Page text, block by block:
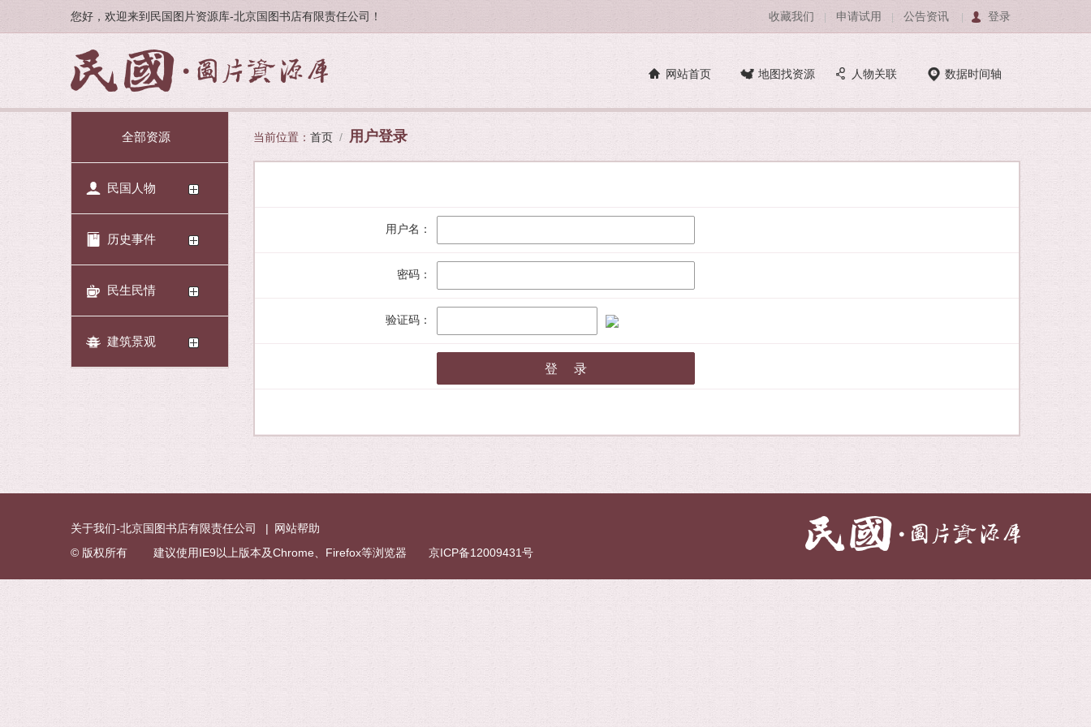
您好，欢迎来到民国图片资源库-北京国图书店有限责任公司！ 收藏我们 申请试用 公告资讯 登录
网站首页 地图找资源 人物关联 数据时间轴
全部资源
民国人物
历史事件
民生民情
建筑景观
当前位置： 首页 / 用户登录
用户名：
密码：
验证码：
关于我们-北京国图书店有限责任公司 | 网站帮助
© 版权所有 建议使用IE9以上版本及Chrome、Firefox等浏览器
京ICP备12009431号